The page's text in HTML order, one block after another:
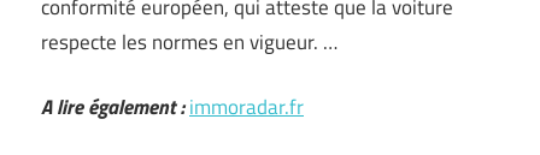
conformité européen, qui atteste que la voiture
respecte les normes en vigueur. …
A lire également :immoradar.fr